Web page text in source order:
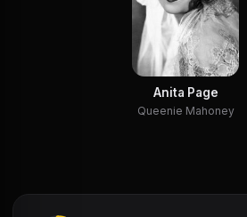
Anita Page
Queenie Mahoney